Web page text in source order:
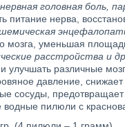
головная боль,
питание нерва,
мозга, уменьшая
расстройства и
улучшать различные
давление,
сосуды, предотвращает
пилюли с